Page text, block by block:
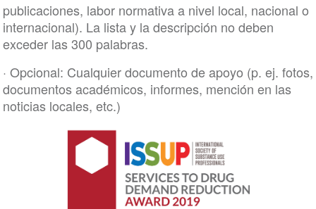
publicaciones, labor normativa a nivel local, nacional o
internacional). La lista y la descripción no deben
exceder las 300 palabras.
· Opcional: Cualquier documento de apoyo (p. ej. fotos,
documentos académicos, informes, mención en las
noticias locales, etc.)